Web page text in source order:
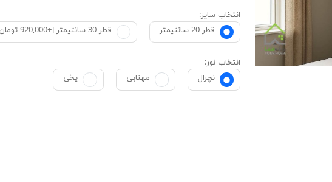
انتخاب سایز:
قطر 20 سانتیمتر
قطر 30 سانتیمتر [+920,000 تومان]
انتخاب نور:
نچرال
مهتابی یخی